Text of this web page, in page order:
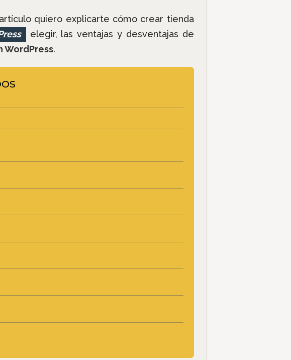
quiero explicarte cómo crear tienda
elegir, las ventajas y desventajas de
WordPress.